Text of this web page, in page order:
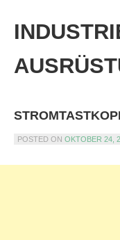
content
POSTED ON OKTOBER 24,